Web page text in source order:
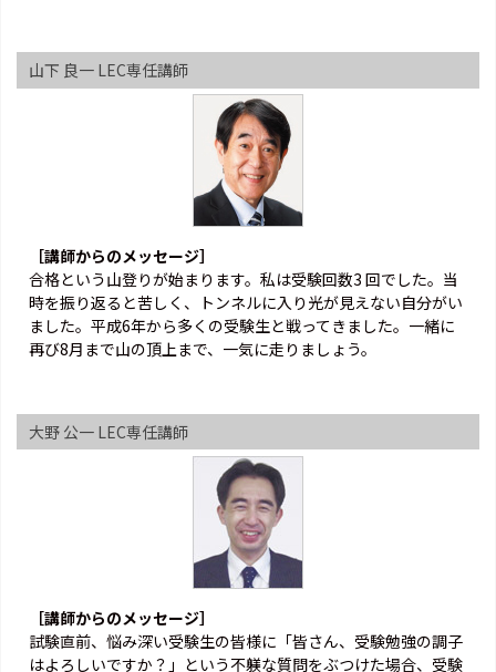
山下 良一 LEC専任講師
［講師からのメッセージ］
合格という山登りが始まります。私は受験回数3 回でした。当
時を振り返ると苦しく、トンネルに入り光が見えない自分がい
ました。平成6年から多くの受験生と戦ってきました。一緒に
再び8月まで山の頂上まで、一気に走りましょう。
大野 公一 LEC専任講師
［講師からのメッセージ］
試験直前、悩み深い受験生の皆様に「皆さん、受験勉強の調子
はよろしいですか？」という不躾な質問をぶつけた場合、受験